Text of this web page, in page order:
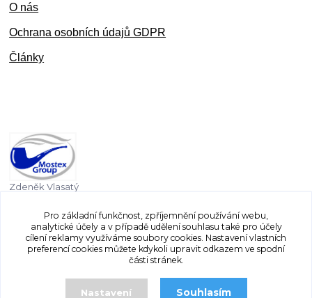
O nás
Ochrana osobních údajů GDPR
Články
Zdeněk Vlasatý
vlasaty.zdenek@centrum.cz
Pro základní funkčnost, zpříjemnění používání webu,
analytické účely a v případě udělení souhlasu také pro účely
cílení reklamy využíváme soubory cookies. Nastavení vlastních
preferencí cookies můžete kdykoli upravit odkazem ve spodní
části stránek.
Nastavení Souhlasím